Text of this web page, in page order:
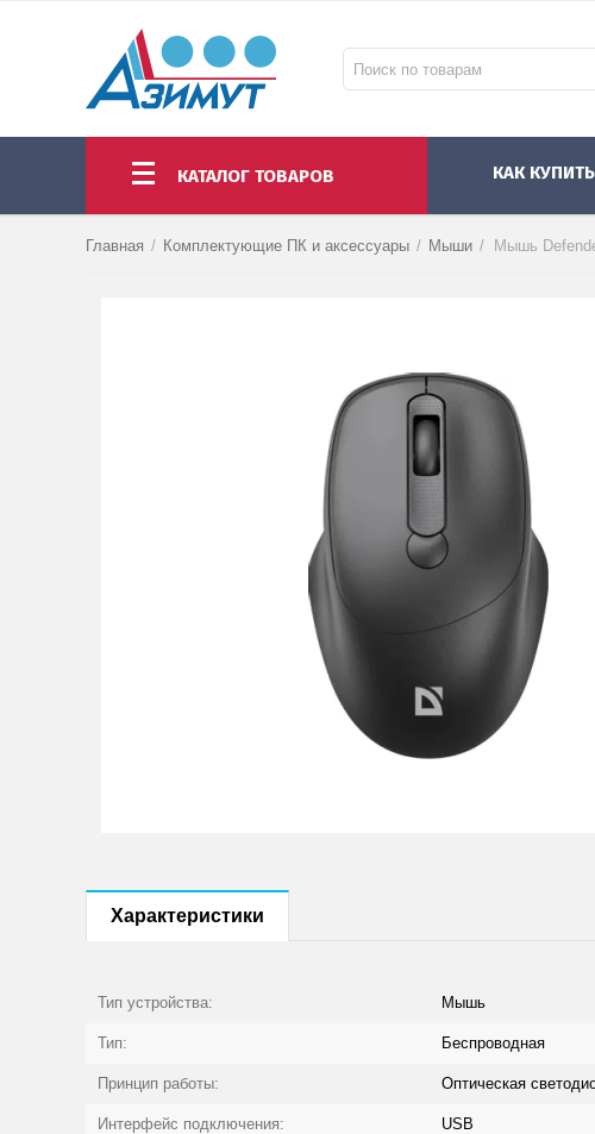
КАТАЛОГ ТОВАРОВ КАК КУПИТЬ
Главная / Комплектующие ПК и аксессуары / Мыши /
Характеристики
Тип устройства: Мышь
Тип: Беспроводная
Принцип работы: Оптическая
Интерфейс подключения: USB